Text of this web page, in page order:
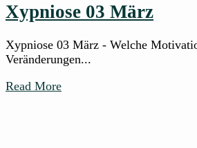
Xypniose 03 März
Xypniose 03 März - Welche
Veränderungen...
Read More